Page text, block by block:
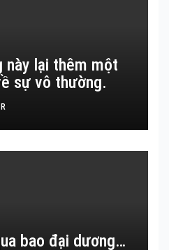
này lại thêm một
sự vô thường.
bao đại dương…